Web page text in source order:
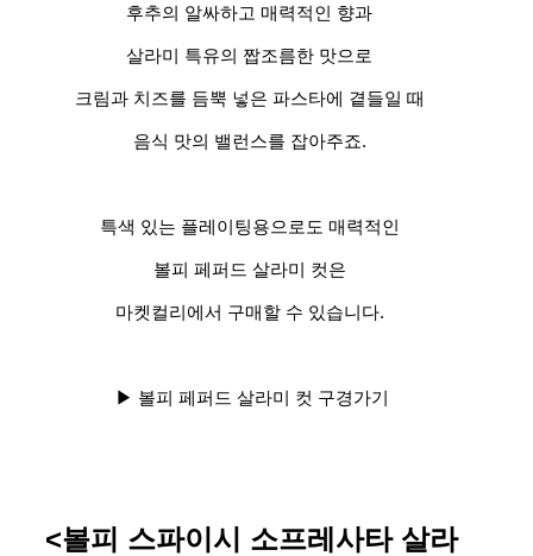
후추의 알싸하고 매력적인 향과
살라미 특유의 짭조름한 맛으로
크림과 치즈를 듬뿍 넣은 파스타에 곁들일 때
음식 맛의 밸런스를 잡아주죠.
특색 있는 플레이팅용으로도 매력적인
볼피 페퍼드 살라미 컷은
마켓컬리에서 구매할 수 있습니다.
▶ 볼피 페퍼드 살라미 컷 구경가기
<볼피 스파이시 소프레사타 살라